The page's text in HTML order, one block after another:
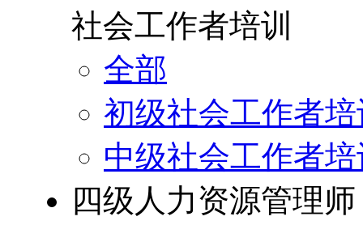
社会工作者培训
全部
初级社会工作者
中级社会工作者
四级人力资源管理师